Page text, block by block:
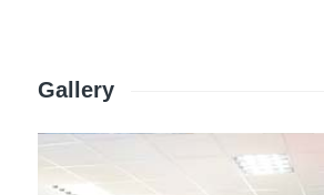
Gallery